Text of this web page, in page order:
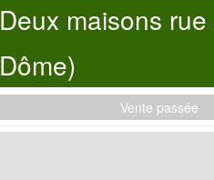
Deux maisons
Dôme)
Vente passée